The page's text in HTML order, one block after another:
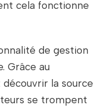
cela fonctionne
de gestion
Grâce au
découvrir la source
se trompent